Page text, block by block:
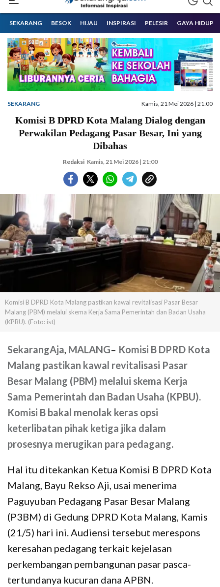
Sekarangaja
Informasi Inspirasi Malang Raya
SEKARANG BESOK HIJAU INSPIRASI PELESIR GAYA HIDUP
SEKARANG Kamis, 21 Mei 2026 | 21:00
Komisi B DPRD Kota Malang Dialog dengan
Perwakilan Pedagang Pasar Besar, Ini yang
Dibahas
Redaksi Kamis, 21 Mei 2026 | 21:00
Komisi B DPRD Kota Malang pastikan kawal revitalisasi Pasar Besar
Malang (PBM) melalui skema Kerja Sama Pemerintah dan Badan Usaha
(KPBU). (Foto: ist)
SekarangAja, MALANG– Komisi B DPRD Kota
Malang pastikan kawal revitalisasi Pasar
Besar Malang (PBM) melalui skema Kerja
Sama Pemerintah dan Badan Usaha (KPBU).
Komisi B bakal menolak keras opsi
keterlibatan pihak ketiga jika dalam
prosesnya merugikan para pedagang.
Hal itu ditekankan Ketua Komisi B DPRD Kota
Malang, Bayu Rekso Aji, usai menerima
Paguyuban Pedagang Pasar Besar Malang
(P3BM) di Gedung DPRD Kota Malang, Kamis
(21/5) hari ini. Audiensi tersebut merespons
keresahan pedagang terkait kejelasan
perkembangan pembangunan pasar pasca-
tertundanya kucuran dana APBN.